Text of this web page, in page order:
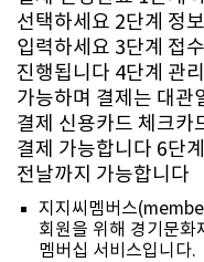
지지씨멤버스
회원을 위해 경기문화
멤버십 서비스입니다.